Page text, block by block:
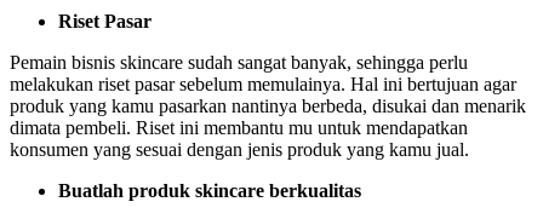
Riset Pasar
Pemain bisnis skincare sudah sangat banyak, sehingga perlu
melakukan riset pasar sebelum memulainya. Hal ini bertujuan agar
produk yang kamu pasarkan nantinya berbeda, disukai dan menarik
dimata pembeli. Riset ini membantu mu untuk mendapatkan
konsumen yang sesuai dengan jenis produk yang kamu jual.
Buatlah produk skincare berkualitas